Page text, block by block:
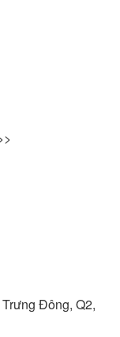
Đông, Q2,